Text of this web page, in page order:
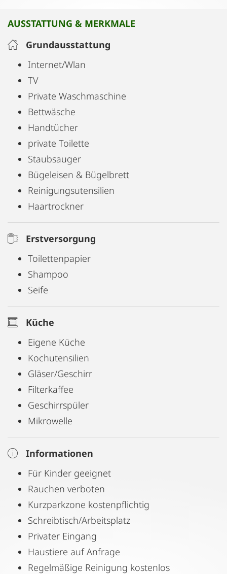
AUSSTATTUNG & MERKMALE
Grundausstattung
Internet/Wlan
TV
Private Waschmaschine
Bettwäsche
Handtücher
private Toilette
Staubsauger
Bügeleisen & Bügelbrett
Reinigungsutensilien
Haartrockner
Erstversorgung
Toilettenpapier
Shampoo
Seife
Küche
Eigene Küche
Kochutensilien
Gläser/Geschirr
Filterkaffee
Geschirrspüler
Mikrowelle
Informationen
Für Kinder geeignet
Rauchen verboten
Kurzparkzone kostenpflichtig
Schreibtisch/Arbeitsplatz
Privater Eingang
Haustiere auf Anfrage
Regelmäßige Reinigung kostenlos